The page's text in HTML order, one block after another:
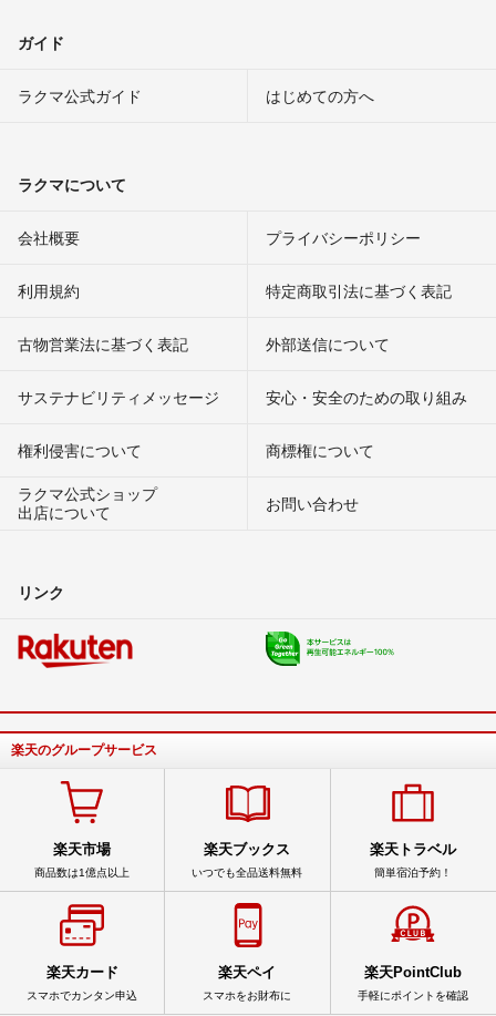
ガイド
ラクマ公式ガイド はじめての方へ
ラクマについて
会社概要 プライバシーポリシー
利用規約 特定商取引法に基づく表記
古物営業法に基づく表記 外部送信について
サステナビリティメッセージ 安心・安全のための取り組み
権利侵害について
商標権について
ラクマ公式ショップ
出店について
お問い合わせ
リンク
楽天のグループサービス
楽天市場
商品数は1億点以上
楽天ブックス
いつでも全品送料無料
楽天トラベル
簡単宿泊予約！
楽天カード
スマホでカンタン申込
楽天ペイ
スマホをお財布に
楽天PointClub
手軽にポイントを確認